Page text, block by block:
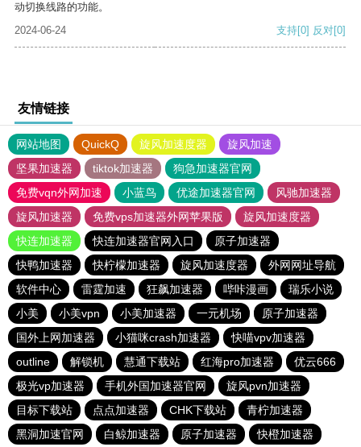
动切换线路的功能。
2024-06-24
支持[0] 反对[0]
友情链接
网站地图 QuickQ 旋风加速度器
旋风加速
坚果加速器
tiktok加速器
狗急加速器官网
免费vqn外网加速
小蓝鸟 优途加速器官网
风驰加速器
旋风加速器
免费vps加速器外网苹果版
旋风加速度器
快连加速器
快连加速器官网入口
原子加速器
快鸭加速器
快柠檬加速器 旋风加速度器
外网网址导航
软件中心
雷霆加速 狂飙加速器 哔咔漫画
瑞乐小说
小美
小美vpn 小美加速器 一元机场
原子加速器
国外上网加速器
小猫咪crash加速器
快喵vpv加速器
outline
解锁机 慧通下载站 红海pro加速器
优云666
极光vp加速器
手机外国加速器官网
旋风pvn加速器
目标下载站
点点加速器 CHK下载站
青柠加速器
黑洞加速官网
白鲸加速器 原子加速器 快橙加速器